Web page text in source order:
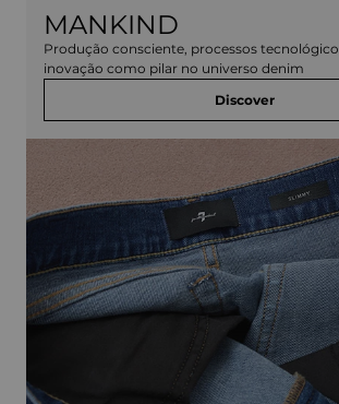
MANKIND
Produção consciente, processos
inovação como pilar no universo denim
Discover